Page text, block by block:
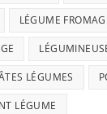
LÉGUME
LÉGUMES
LÉGUME